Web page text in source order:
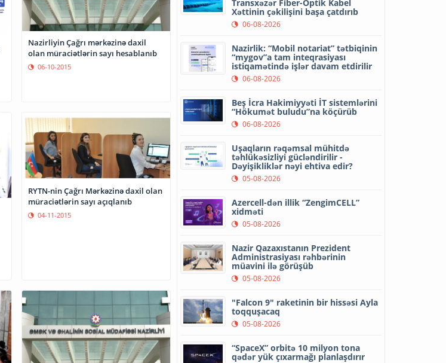
Nazirliyin Çağrı mərkəzinə daxil
olan müraciətlərin sayı hesablanıb
06-10-2015
RYTN-nin Çağrı Mərkəzinə daxil olan
müraciətlərin sayı açıqlanıb
04-11-2015
Transxəzər Fiber-Optik Kabel
Xəttinin çəkilişini başa çatdırıb
06-08-2026
Nazirlik: “Mobil notariat” tətbiqinin
“mygov”a tam inteqrasiyası
istiqamətində işlər davam etdirilir
06-08-2026
Beş İcra Hakimiyyəti İT sistemlərini
“Hökumət buludu”na köçürüb
06-08-2026
Uşaqların rəqəmsal mühitdə
təhlükəsizliyi gücləndirilir -
Dəyişikliklər nəyi ehtiva edir?
05-08-2026
Azercell-dən illik “ZengimCELL”
xidməti
05-08-2026
Nazir Qazaxıstanın Prezident
Administrasiyası rəhbərinin
müavini ilə görüşüb
05-08-2026
"Falcon 9" raketinin bir hissəsi Ayla
toqquşacaq
05-08-2026
“SpaceX” orbitə 10 milyon tona
qədər yük çıxarmağı planlaşdırır